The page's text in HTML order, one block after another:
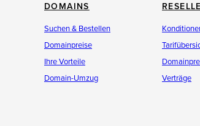
DOMAINS
Suchen & Bestellen
Domainpreise
Ihre Vorteile
Domain-Umzug
Verträge